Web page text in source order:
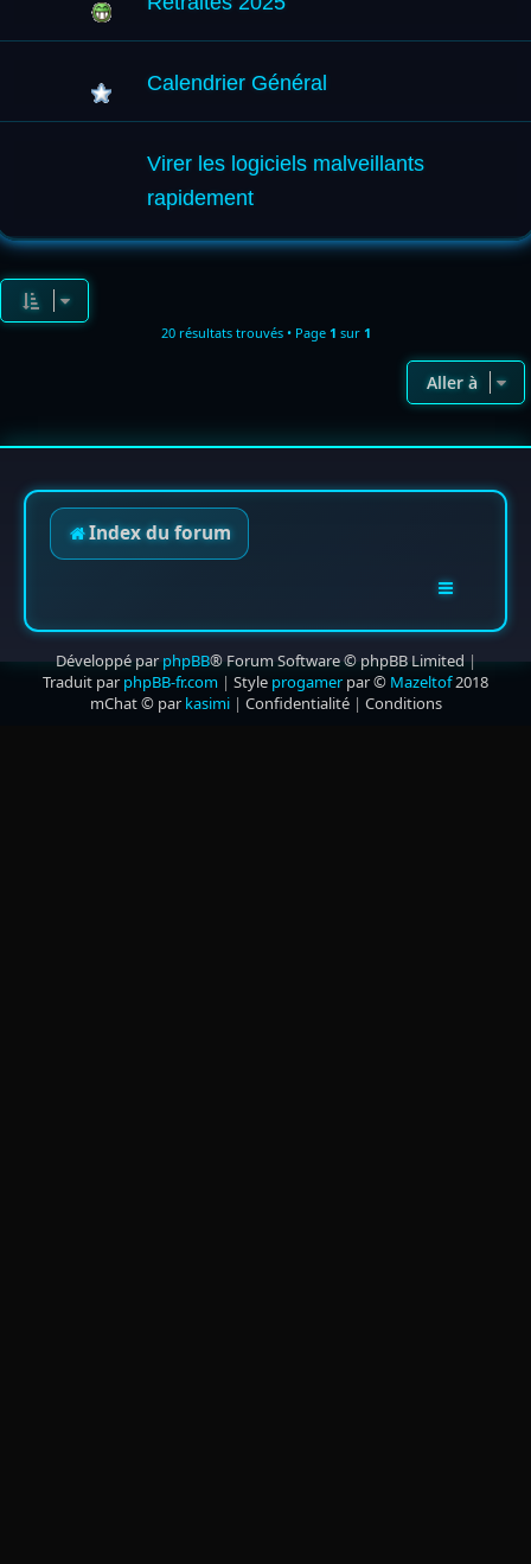
Calendrier Général
Virer les logiciels malveillants
rapidement
20 résultats trouvés • Page 1 sur 1
Aller à
Index du forum
Développé parphpBB® Forum Software © phpBB Limited |
Traduit par phpBB-fr.com | Style progamerpar © Mazeltof2018
mChat © par kasimi| Confidentialité| Conditions